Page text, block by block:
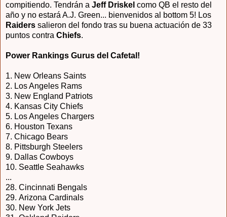
compitiendo. Tendrán a Jeff Driskel como QB el resto del
año y no estará A.J. Green... bienvenidos al bottom 5! Los
Raiders salieron del fondo tras su buena actuación de 33
puntos contra Chiefs.
Power Rankings Gurus del Cafetal!
1. New Orleans Saints
2. Los Angeles Rams
3. New England Patriots
4. Kansas City Chiefs
5. Los Angeles Chargers
6. Houston Texans
7. Chicago Bears
8. Pittsburgh Steelers
9. Dallas Cowboys
10. Seattle Seahawks
...
28. Cincinnati Bengals
29. Arizona Cardinals
30. New York Jets